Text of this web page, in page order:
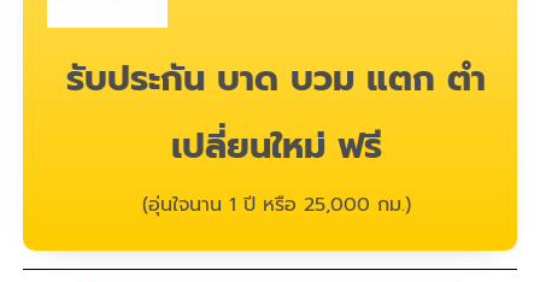
รับประกัน บาด บวม แตก ตำ
เปลี่ยนใหม่ ฟรี
(อุ่นใจนาน 1 ปี หรือ 25,000 กม.)